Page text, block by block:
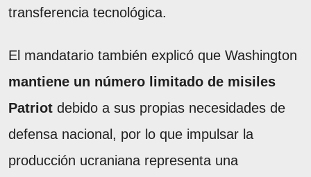
transferencia tecnológica.
El mandatario también explicó que Washington
mantiene un número limitado de misiles
Patriot debido a sus propias necesidades de
defensa nacional, por lo que impulsar la
producción ucraniana representa una